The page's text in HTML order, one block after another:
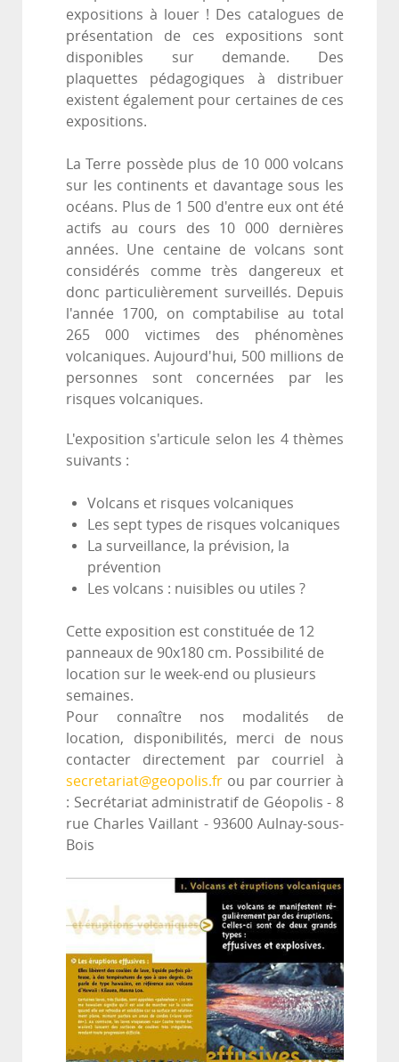
expositions à louer ! Des catalogues de
présentation de ces expositions sont
disponibles sur demande. Des
plaquettes pédagogiques à distribuer
existent également pour certaines de ces
expositions.
La Terre possède plus de 10 000 volcans
sur les continents et davantage sous les
océans. Plus de 1 500 d'entre eux ont été
actifs au cours des 10 000 dernières
années. Une centaine de volcans sont
considérés comme très dangereux et
donc particulièrement surveillés. Depuis
l'année 1700, on comptabilise au total
265 000 victimes des phénomènes
volcaniques. Aujourd'hui, 500 millions de
personnes sont concernées par les
risques volcaniques.
L'exposition s'articule selon les 4 thèmes
suivants :
Volcans et risques volcaniques
Les sept types de risques volcaniques
La surveillance, la prévision, la
prévention
Les volcans : nuisibles ou utiles ?
Cette exposition est constituée de 12
panneaux de 90x180 cm. Possibilité de
location sur le week-end ou plusieurs
semaines.
Pour connaître nos modalités de
location, disponibilités, merci de nous
contacter directement par courriel à
secretariat@geopolis.fr ou par courrier à
: Secrétariat administratif de Géopolis - 8
rue Charles Vaillant - 93600 Aulnay-sous-
Bois